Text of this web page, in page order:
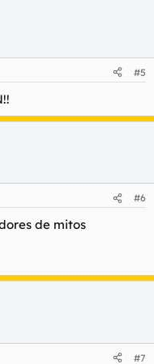
#5
#6
de mitos
#7